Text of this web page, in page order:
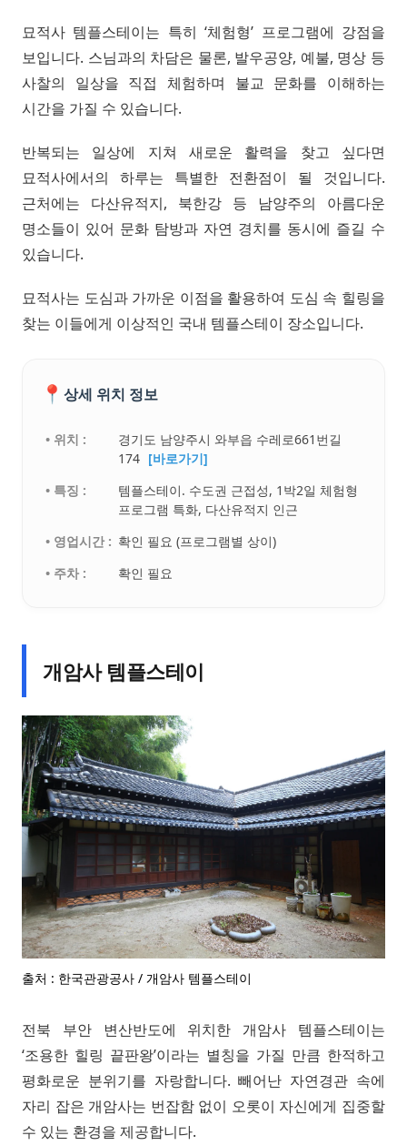
묘적사 템플스테이는 특히 ‘체험형’ 프로그램에 강점을
보입니다. 스님과의 차담은 물론, 발우공양, 예불, 명상 등
사찰의 일상을 직접 체험하며 불교 문화를 이해하는
시간을 가질 수 있습니다.
반복되는 일상에 지쳐 새로운 활력을 찾고 싶다면
묘적사에서의 하루는 특별한 전환점이 될 것입니다.
근처에는 다산유적지, 북한강 등 남양주의 아름다운
명소들이 있어 문화 탐방과 자연 경치를 동시에 즐길 수
있습니다.
묘적사는 도심과 가까운 이점을 활용하여 도심 속 힐링을
찾는 이들에게 이상적인 국내 템플스테이 장소입니다.
📍 상세 위치 정보
• 위치 :
경기도 남양주시 와부읍 수레로661번길
174 [바로가기]
• 특징 :
템플스테이. 수도권 근접성, 1박2일 체험형
프로그램 특화, 다산유적지 인근
• 영업시간 : 확인 필요 (프로그램별 상이)
• 주차 :
확인 필요
개암사 템플스테이
출처 : 한국관광공사 / 개암사 템플스테이
전북 부안 변산반도에 위치한 개암사 템플스테이는
‘조용한 힐링 끝판왕’이라는 별칭을 가질 만큼 한적하고
평화로운 분위기를 자랑합니다. 빼어난 자연경관 속에
자리 잡은 개암사는 번잡함 없이 오롯이 자신에게 집중할
수 있는 환경을 제공합니다.